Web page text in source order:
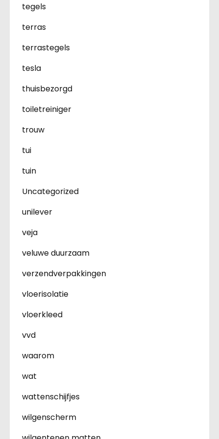
tegels
terras
terrastegels
tesla
thuisbezorgd
toiletreiniger
trouw
tui
tuin
Uncategorized
unilever
veja
veluwe duurzaam
verzendverpakkingen
vloerisolatie
vloerkleed
vvd
waarom
wat
wattenschijfjes
wilgenscherm